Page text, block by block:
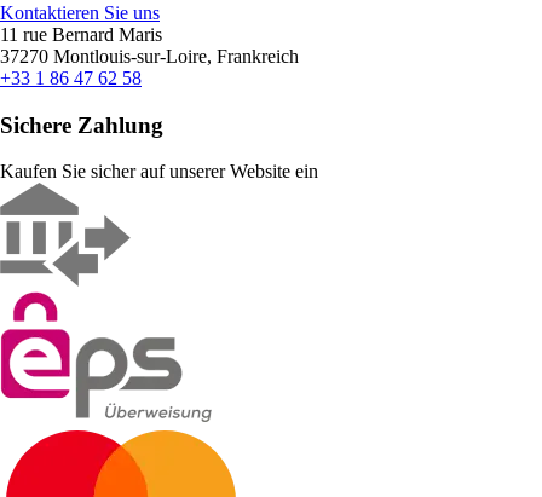
Kontaktieren Sie uns
11 rue Bernard Maris
37270 Montlouis-sur-Loire, Frankreich
+33 1 86 47 62 58
Sichere Zahlung
Kaufen Sie sicher auf unserer Website ein